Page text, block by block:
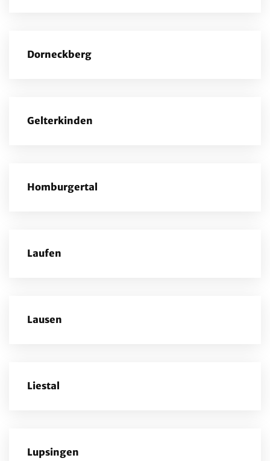
Dorneckberg
Gelterkinden
Homburgertal
Laufen
Lausen
Liestal
Lupsingen